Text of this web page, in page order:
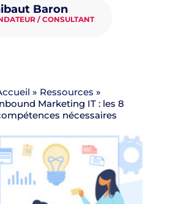
Baron
/ CONSULTANT
» Ressources »
Marketing IT : les 8
nécessaires